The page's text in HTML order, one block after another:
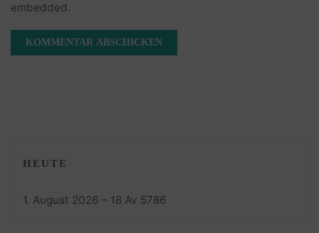
embedded.
HEUTE
1. August 2026 – 18 Av 5786